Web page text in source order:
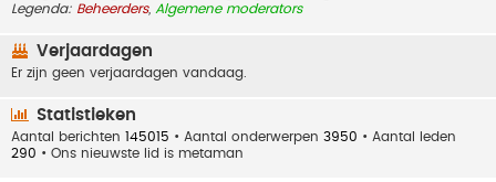
Legenda: Beheerders, Algemene moderators
Verjaardagen
Er zijn geen verjaardagen vandaag.
Statistieken
Aantal berichten 145015 • Aantal onderwerpen 3950 • Aantal leden
290 • Ons nieuwste lid is metaman